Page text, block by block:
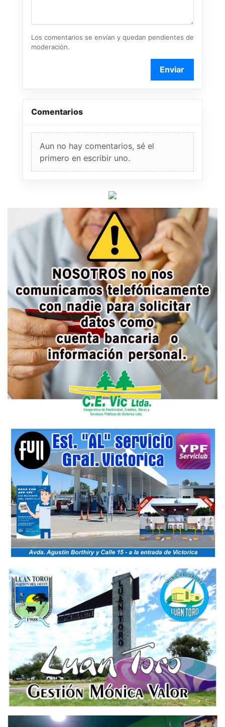
Los comentarios se envían y quedan pendientes de
moderación.
Enviar
Comentarios
Aun no hay comentarios, sé el
primero en escribir uno.